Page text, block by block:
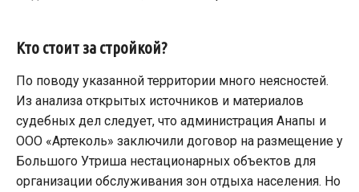
Кто стоит за стройкой?
По поводу указанной территории много неясностей.
Из анализа открытых источников и материалов
судебных дел следует, что администрация Анапы и
ООО «Артеколь» заключили договор на размещение у
Большого Утриша нестационарных объектов для
организации обслуживания зон отдыха населения. Но